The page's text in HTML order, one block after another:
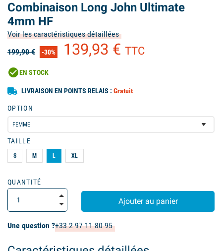
Combinaison Long John Ultimate
4mm HF
Voir les caractéristiques détaillées
199,90 €
-30% 139,93 € TTC
check_circleEN STOCK
LIVRAISON EN POINTS RELAIS : Gratuit
OPTION
TAILLE
S M L XL
QUANTITÉ
Ajouter au panier
Une question ?+33 2 97 11 80 95